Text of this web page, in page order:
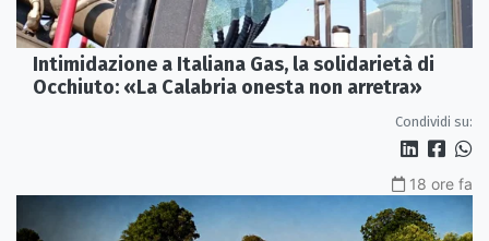
Intimidazione a Italiana Gas, la solidarietà di
Occhiuto: «La Calabria onesta non arretra»
Condividi su:
18 ore fa